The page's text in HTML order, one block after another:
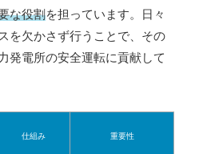
な役割を担っています。日々
を欠かさず行うことで、その
発電所の安全運転に貢献して
仕組み 重要性